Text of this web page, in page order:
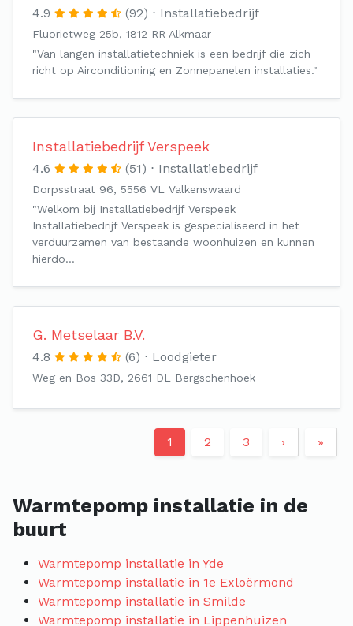
4.9 (92) Installatiebedrijf
Fluorietweg 25b, 1812 RR Alkmaar
"Van langen installatietechniek is een bedrijf die zich
richt op Airconditioning en Zonnepanelen installaties."
Installatiebedrijf Verspeek
4.6 (51) Installatiebedrijf
Dorpsstraat 96, 5556 VL Valkenswaard
"Welkom bij Installatiebedrijf Verspeek
Installatiebedrijf Verspeek is gespecialiseerd in het
verduurzamen van bestaande woonhuizen en kunnen
hierdo…
G. Metselaar B.V.
4.8 (6) Loodgieter
Weg en Bos 33D, 2661 DL Bergschenhoek
1 2 3 › »
Warmtepomp installatie in de
buurt
Warmtepomp installatie in Yde
Warmtepomp installatie in 1e Exloërmond
Warmtepomp installatie in Smilde
Warmtepomp installatie in Lippenhuizen